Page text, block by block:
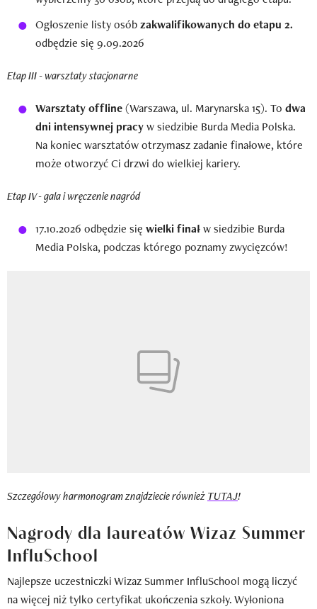
Ogłoszenie listy osóbzakwalifikowanych do etapu 2.
odbędzie się 9.09.2026
Etap III - warsztaty stacjonarne
Warsztaty offline(Warszawa, ul. Marynarska 15). To dwa
dni intensywnej pracyw siedzibie Burda Media Polska.
Na koniec warsztatów otrzymasz zadanie finałowe, które
może otworzyć Ci drzwi do wielkiej kariery.
Etap IV - gala i wręczenie nagród
17.10.2026 odbędzie się wielki finałw siedzibie Burda
Media Polska, podczas którego poznamy zwycięzców!
Szczegółowy harmonogram znajdziecie równieżTUTAJ!
Nagrody dla laureatów Wizaz Summer
InfluSchool
Najlepsze uczestniczki Wizaz Summer InfluSchool mogą liczyć
na więcej niż tylko certyfikat ukończenia szkoły. Wyłoniona